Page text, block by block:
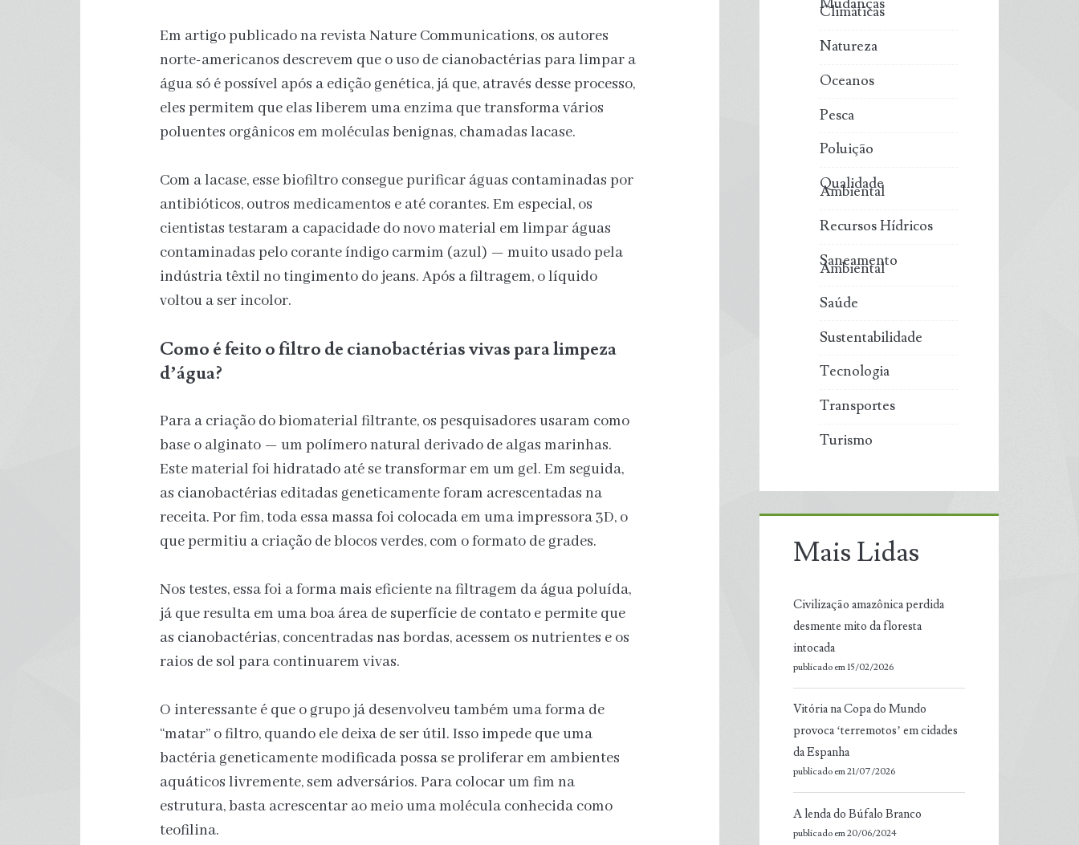
Em artigo publicado na revista Nature Communications, os autores
norte-americanos descrevem que o uso de cianobactérias para limpar a
água só é possível após a edição genética, já que, através desse processo,
eles permitem que elas liberem uma enzima que transforma vários
poluentes orgânicos em moléculas benignas, chamadas lacase.
Com a lacase, esse biofiltro consegue purificar águas contaminadas por
antibióticos, outros medicamentos e até corantes. Em especial, os
cientistas testaram a capacidade do novo material em limpar águas
contaminadas pelo corante índigo carmim (azul) — muito usado pela
indústria têxtil no tingimento do jeans. Após a filtragem, o líquido
voltou a ser incolor.
Como é feito o filtro de cianobactérias vivas para limpeza
d’água?
Para a criação do biomaterial filtrante, os pesquisadores usaram como
base o alginato — um polímero natural derivado de algas marinhas.
Este material foi hidratado até se transformar em um gel. Em seguida,
as cianobactérias editadas geneticamente foram acrescentadas na
receita. Por fim, toda essa massa foi colocada em uma impressora 3D, o
que permitiu a criação de blocos verdes, com o formato de grades.
Nos testes, essa foi a forma mais eficiente na filtragem da água poluída,
já que resulta em uma boa área de superfície de contato e permite que
as cianobactérias, concentradas nas bordas, acessem os nutrientes e os
raios de sol para continuarem vivas.
O interessante é que o grupo já desenvolveu também uma forma de
“matar” o filtro, quando ele deixa de ser útil. Isso impede que uma
bactéria geneticamente modificada possa se proliferar em ambientes
aquáticos livremente, sem adversários. Para colocar um fim na
estrutura, basta acrescentar ao meio uma molécula conhecida como
teofilina.
Climáticas
Natureza
Oceanos
Pesca
Poluição
Qualidade
Ambiental
Recursos Hídricos
Saneamento
Ambiental
Saúde
Sustentabilidade
Tecnologia
Transportes
Turismo
Mais Lidas
Civilização amazônica perdida
desmente mito da floresta
intocada
publicado em 15/02/2026
Vitória na Copa do Mundo
provoca ‘terremotos’ em cidades
da Espanha
publicado em 21/07/2026
A lenda do Búfalo Branco
publicado em 20/06/2024